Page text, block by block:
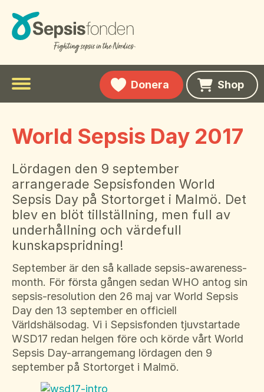
Donera Shop
Symptom
Sepsis hos barn
Sepsis hos äldre
Sepsis historik
Ordlista relaterad till sepsis
För amputerade
Personliga berättelser
Aktuellt
Kännedomsundersökning
Om Sepsisfonden
Om stiftelsen
Stöd oss
Kontakta oss
Ansök om bidrag
Sepsisforum
Axel Lyons minnesstipendium
Vår Integritetspolicy
Våra partners
Svenska
English
Suomi
Norsk
Íslenska
Dansk
World Sepsis Day 2017
Lördagen den 9 september
arrangerade Sepsisfonden World
Sepsis Day på Stortorget i Malmö. Det
blev en blöt tillställning, men full av
underhållning och värdefull
kunskapspridning!
September är den så kallade sepsis-awareness-
month. För första gången sedan WHO antog sin
sepsis-resolution den 26 maj var World Sepsis
Day den 13 september en officiell
Världshälsodag. Vi i Sepsisfonden tjuvstartade
WSD17 redan helgen före och körde vårt World
Sepsis Day-arrangemang lördagen den 9
september på Stortorget i Malmö.